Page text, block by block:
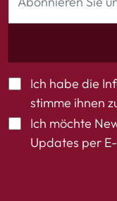
Ich habe die
stimme ihnen
Ich möchte
Updates per